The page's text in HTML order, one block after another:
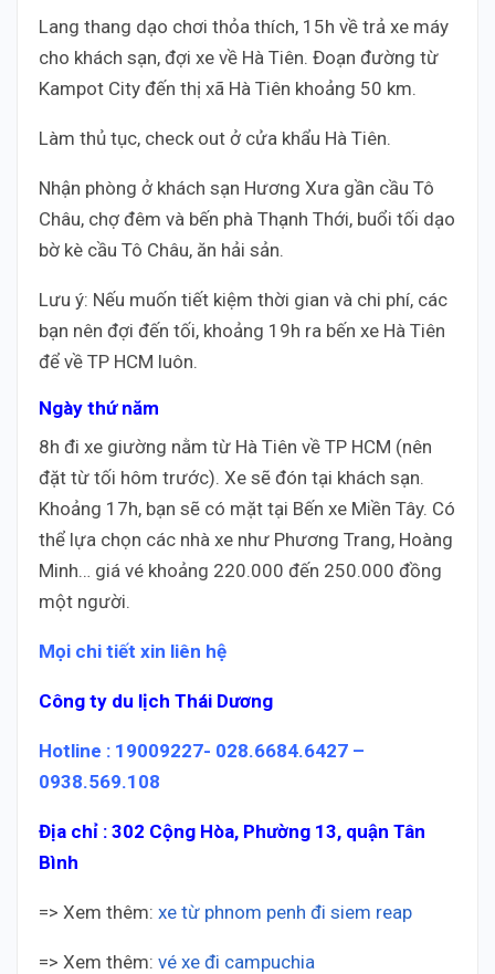
Lang thang dạo chơi thỏa thích, 15h về trả xe máy
cho khách sạn, đợi xe về Hà Tiên. Đoạn đường từ
Kampot City đến thị xã Hà Tiên khoảng 50 km.
Làm thủ tục, check out ở cửa khẩu Hà Tiên.
Nhận phòng ở khách sạn Hương Xưa gần cầu Tô
Châu, chợ đêm và bến phà Thạnh Thới, buổi tối dạo
bờ kè cầu Tô Châu, ăn hải sản.
Lưu ý: Nếu muốn tiết kiệm thời gian và chi phí, các
bạn nên đợi đến tối, khoảng 19h ra bến xe Hà Tiên
để về TP HCM luôn.
Ngày thứ năm
8h đi xe giường nằm từ Hà Tiên về TP HCM (nên
đặt từ tối hôm trước). Xe sẽ đón tại khách sạn.
Khoảng 17h, bạn sẽ có mặt tại Bến xe Miền Tây. Có
thể lựa chọn các nhà xe như Phương Trang, Hoàng
Minh… giá vé khoảng 220.000 đến 250.000 đồng
một người.
Mọi chi tiết xin liên hệ
Công ty du lịch Thái Dương
Hotline : 19009227- 028.6684.6427 –
0938.569.108
Địa chỉ : 302 Cộng Hòa, Phường 13, quận Tân
Bình
=> Xem thêm: xe từ phnom penh đi siem reap
=> Xem thêm: vé xe đi campuchia